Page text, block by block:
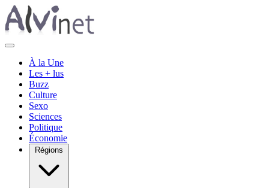
À la Une
Les + lus
Buzz
Culture
Sexo
Sciences
Politique
Économie
Régions